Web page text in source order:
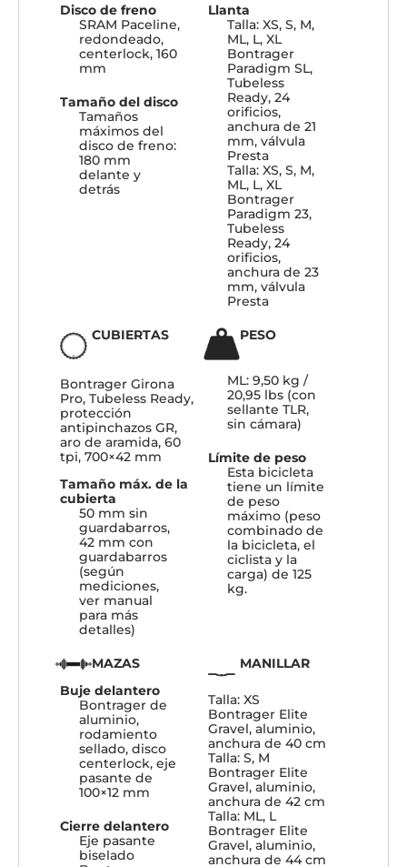
Disco de freno
SRAM Paceline,
redondeado,
centerlock, 160
mm
Tamaño del disco
Tamaños
máximos del
disco de freno:
180 mm
delante y
detrás
Llanta
Talla: XS, S, M,
ML, L, XL
Bontrager
Paradigm SL,
Tubeless
Ready, 24
orificios,
anchura de 21
mm, válvula
Presta
Talla: XS, S, M,
ML, L, XL
Bontrager
Paradigm 23,
Tubeless
Ready, 24
orificios,
anchura de 23
mm, válvula
Presta
CUBIERTAS
Bontrager Girona
Pro, Tubeless Ready,
protección
antipinchazos GR,
aro de aramida, 60
tpi, 700×42 mm
Tamaño máx. de la
cubierta
50 mm sin
guardabarros,
42 mm con
guardabarros
(según
mediciones,
ver manual
para más
detalles)
PESO
ML: 9,50 kg /
20,95 lbs (con
sellante TLR,
sin cámara)
Límite de peso
Esta bicicleta
tiene un límite
de peso
máximo (peso
combinado de
la bicicleta, el
ciclista y la
carga) de 125
kg.
MAZAS
Buje delantero
Bontrager de
aluminio,
rodamiento
sellado, disco
centerlock, eje
pasante de
100×12 mm
Cierre delantero
Eje pasante
biselado
MANILLAR
Talla: XS
Bontrager Elite
Gravel, aluminio,
anchura de 40 cm
Talla: S, M
Bontrager Elite
Gravel, aluminio,
anchura de 42 cm
Talla: ML, L
Bontrager Elite
Gravel, aluminio,
anchura de 44 cm